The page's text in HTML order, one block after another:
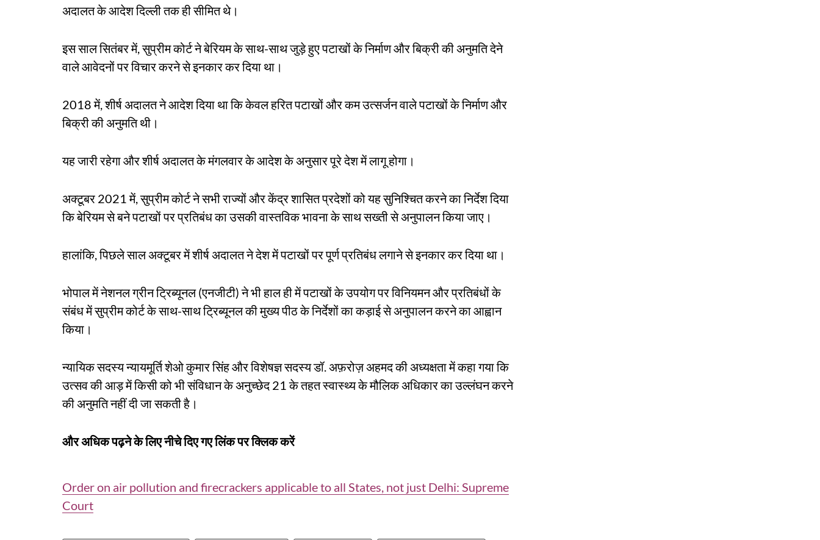
अदालत के आदेश दिल्ली तक ही सीमित थे।
इस साल सितंबर में, सुप्रीम कोर्ट ने बेरियम के साथ-साथ जुड़े हुए पटाखों के निर्माण और बिक्री की अनुमति देने
वाले आवेदनों पर विचार करने से इनकार कर दिया था।
2018 में, शीर्ष अदालत ने आदेश दिया था कि केवल हरित पटाखों और कम उत्सर्जन वाले पटाखों के निर्माण और
बिक्री की अनुमति थी।
यह जारी रहेगा और शीर्ष अदालत के मंगलवार के आदेश के अनुसार पूरे देश में लागू होगा।
अक्टूबर 2021 में, सुप्रीम कोर्ट ने सभी राज्यों और केंद्र शासित प्रदेशों को यह सुनिश्चित करने का निर्देश दिया
कि बेरियम से बने पटाखों पर प्रतिबंध का उसकी वास्तविक भावना के साथ सख्ती से अनुपालन किया जाए।
हालांकि, पिछले साल अक्टूबर में शीर्ष अदालत ने देश में पटाखों पर पूर्ण प्रतिबंध लगाने से इनकार कर दिया था।
भोपाल में नेशनल ग्रीन ट्रिब्यूनल (एनजीटी) ने भी हाल ही में पटाखों के उपयोग पर विनियमन और प्रतिबंधों के
संबंध में सुप्रीम कोर्ट के साथ-साथ ट्रिब्यूनल की मुख्य पीठ के निर्देशों का कड़ाई से अनुपालन करने का आह्वान
किया।
न्यायिक सदस्य न्यायमूर्ति शेओ कुमार सिंह और विशेषज्ञ सदस्य डॉ. अफ़रोज़ अहमद की अध्यक्षता में कहा गया कि
उत्सव की आड़ में किसी को भी संविधान के अनुच्छेद 21 के तहत स्वास्थ्य के मौलिक अधिकार का उल्लंघन करने
की अनुमति नहीं दी जा सकती है।
और अधिक पढ़ने के लिए नीचे दिए गए लिंक पर क्लिक करें
Order on air pollution and firecrackers applicable to all States, not just Delhi: Supreme
Court